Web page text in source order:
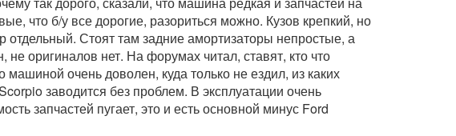
что б/у все дорогие, разориться можно. Кузов крепкий, но
отдельный. Стоят там задние амортизаторы непростые, а
оригиналов нет. На форумах читал, ставят, кто что
машиной очень доволен, куда только не ездил, из каких
заводится без проблем. В эксплуатации очень
запчастей пугает, это и есть основной минус Ford